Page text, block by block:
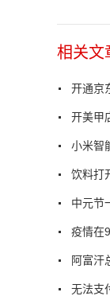
相关文
开通京
开美甲
小米智
饮料打
中元节
疫情在
阿富汗
无法支